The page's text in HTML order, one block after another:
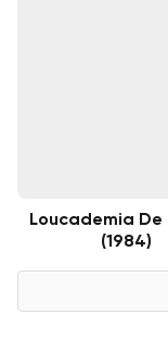
Loucademia De
(1984)